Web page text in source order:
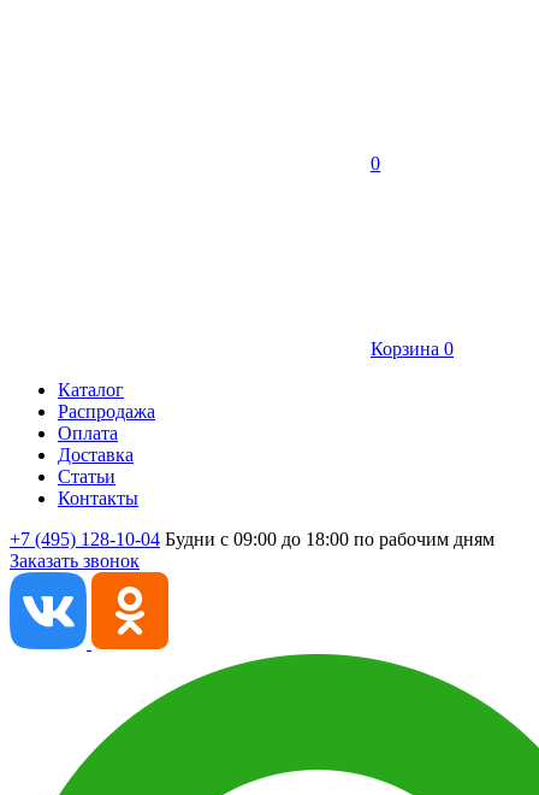
0
Корзина 0
Каталог
Распродажа
Оплата
Доставка
Статьи
Контакты
+7 (495) 128-10-04 Будни с 09:00 до 18:00 по рабочим дням
Заказать звонок